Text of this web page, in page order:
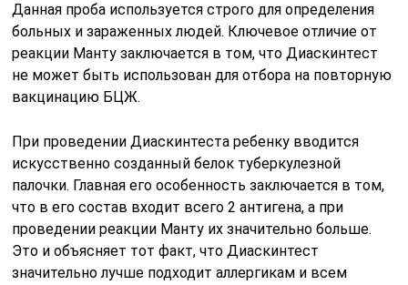
Данная проба используется строго для определения
больных и зараженных людей. Ключевое отличие от
реакции Манту заключается в том, что Диаскинтест
не может быть использован для отбора на повторную
вакцинацию БЦЖ.
При проведении Диаскинтеста ребенку вводится
искусственно созданный белок туберкулезной
палочки. Главная его особенность заключается в том,
что в его состав входит всего 2 антигена, а при
проведении реакции Манту их значительно больше.
Это и объясняет тот факт, что Диаскинтест
значительно лучше подходит аллергикам и всем